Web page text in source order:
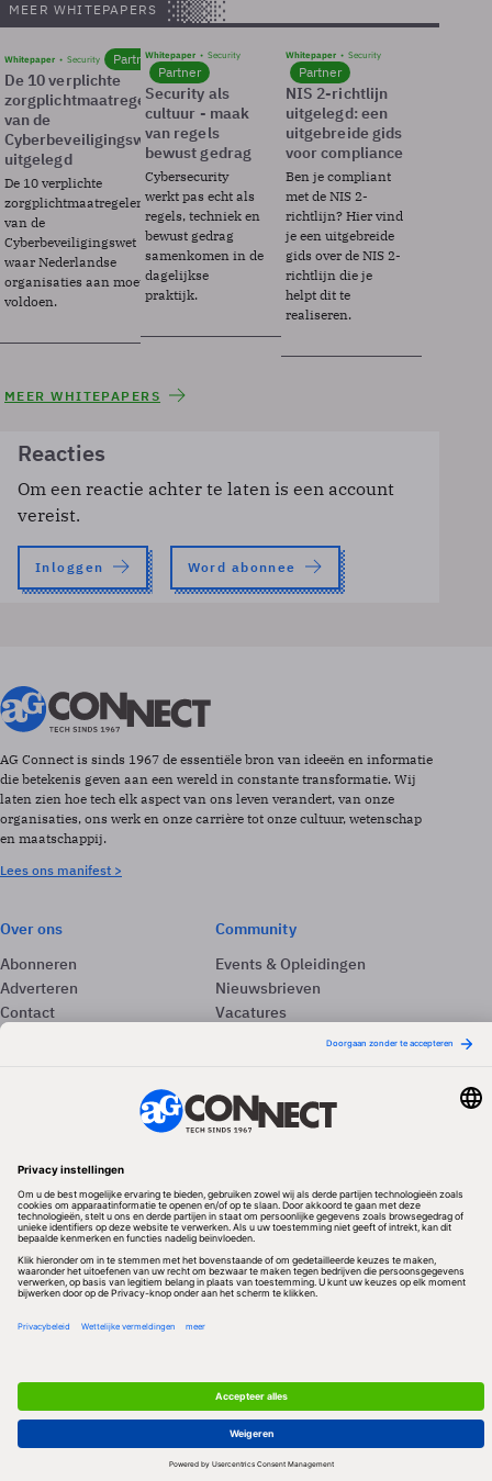
MEER WHITEPAPERS
Whitepaper Security Partner
De 10 verplichte
zorgplichtmaatregelen
van de
Cyberbeveiligingswet
uitgelegd
De 10 verplichte
zorgplichtmaatregelen
van de
Cyberbeveiligingswet
waar Nederlandse
organisaties aan moeten
voldoen.
Whitepaper Security
Partner
Security als
cultuur - maak
van regels
bewust gedrag
Cybersecurity
werkt pas echt als
regels, techniek en
bewust gedrag
samenkomen in de
dagelijkse
praktijk.
Whitepaper Security
Partner
NIS 2-richtlijn
uitgelegd: een
uitgebreide gids
voor compliance
Ben je compliant
met de NIS 2-
richtlijn? Hier vind
je een uitgebreide
gids over de NIS 2-
richtlijn die je
helpt dit te
realiseren.
MEER WHITEPAPERS
Reacties
Om een reactie achter te laten is een account
vereist.
Inloggen Word abonnee
AG Connect is sinds 1967 de essentiële bron van ideeën en informatie
die betekenis geven aan een wereld in constante transformatie. Wij
laten zien hoe tech elk aspect van ons leven verandert, van onze
organisaties, ons werk en onze carrière tot onze cultuur, wetenschap
en maatschappij.
Lees ons manifest >
Over ons
Abonneren
Adverteren
Contact
Community
Events & Opleidingen
Nieuwsbrieven
Vacatures
Redactionele partner